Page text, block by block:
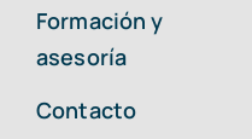
Formación y
asesoría
Contacto